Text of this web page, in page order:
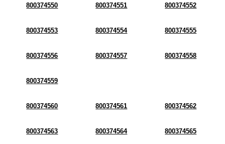
800374550 800374551 800374552
800374553 800374554 800374555
800374556 800374557 800374558
800374559
800374560 800374561 800374562
800374563 800374564 800374565